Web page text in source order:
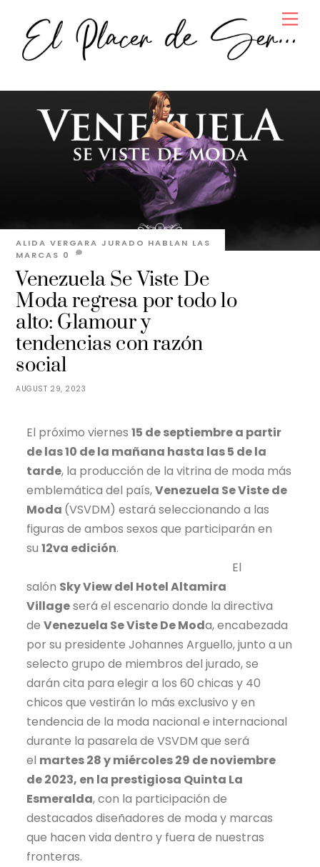
content
AUGUST 29, 2023
Venezuela Se Viste De
Moda regresa por todo lo
alto: Glamour y
tendencias con razón
social
ALIDA VERGARA JURADO HABLAN LAS
MARCAS 0
El próximo viernes15 de septiembre a partir
de las 10 de la mañana hasta las 5 de la
tarde, la producción de la vitrina de moda más
emblemática del país,Venezuela Se Viste de
Moda (VSVDM) estará seleccionando a las
figuras de ambos sexos que participarán en
su12va edición.
El
salón Sky View del Hotel Altamira
Villageserá el escenario donde la directiva
deVenezuela Se Viste De Moda, encabezada
por su presidente Johannes Arguello, junto a un
selecto grupo de miembros del jurado, se
darán cita para elegir a los 60 chicas y 40
chicos que vestirán lo más exclusivo y en
tendencia de la moda nacional e internacional
durante la pasarela de VSVDM que será
el martes 28 y miércoles 29 de noviembre
de 2023, en la prestigiosa Quinta La
Esmeralda, con la participación de
destacados diseñadores de moda y marcas
que hacen vida dentro y fuera de nuestras
fronteras.